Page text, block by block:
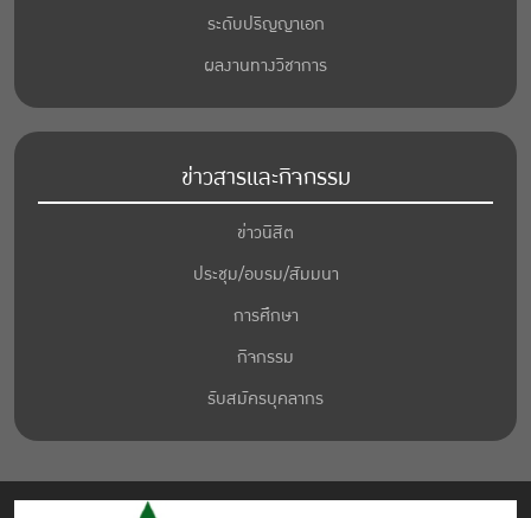
ระดับปริญญาเอก
ผลงานทางวิชาการ
ข่าวสารและกิจกรรม
ข่าวนิสิต
ประชุม/อบรม/สัมมนา
การศึกษา
กิจกรรม
รับสมัครบุคลากร